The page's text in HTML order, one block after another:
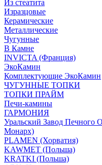
Из стеатита
Изразцовые
Керамические
Металлические
Чугунные
В Камне
INVICTA (Франция)
ЭкоКамин
Комплектующие ЭкоКамин
ЧУГУННЫЕ ТОПКИ
ТОПКИ ПРАЙМ
Печи-камины
ГАРМОНИЯ
Уральский Завод Печного
Монарх)
PLAMEN (Хорватия)
KAWMET (Польша)
KRATKI (Польша)